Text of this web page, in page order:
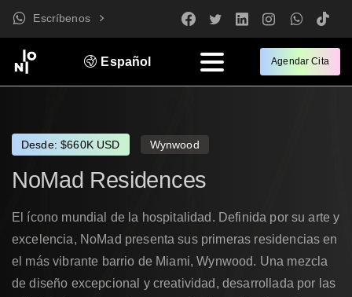
Escríbenos
Español Agendar Cita
Desde: $660K USD Wynwood
NoMad Residences
El ícono mundial de la hospitalidad. Definida por su arte y
excelencia, NoMad presenta sus primeras residencias en
el más vibrante barrio de Miami, Wynwood. Una mezcla
de diseño excepcional y creatividad, desarrollada por las